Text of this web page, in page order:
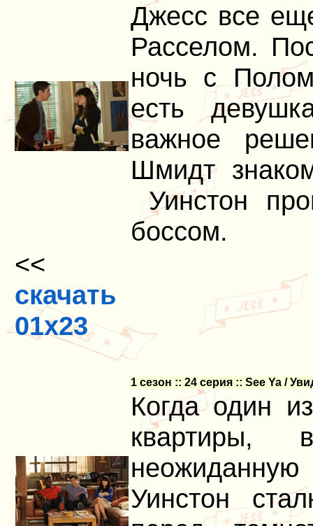
Джесс все
Расселом.
ночь с
есть
важное
Шмидт
Уинстон
боссом.
<<
скачать
01x23
1 сезон :: 24 серия :: See Ya /
Когда один
квартиры,
Уинстон